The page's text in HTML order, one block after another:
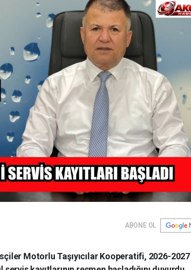
ABONE OL
Motorlu Taşıyıcılar Kooperatifi, 2026-2027